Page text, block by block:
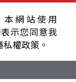
權所有
隱私權條款
網站使用
示您同意我
權政策。